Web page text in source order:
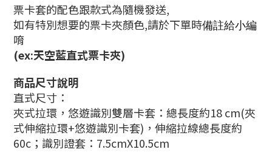
票卡套的配色跟款式為隨機發送,
如有特別想要的票卡夾顏色,請於下單時備註給小編
唷
(ex:天空藍直式票卡夾)
商品尺寸說明
直式尺寸：
夾式拉環，悠遊識別雙層卡套：總長度約18 cm(夾
式伸縮拉環+悠遊識別卡套)，伸縮拉線總長度約
60c；識別證套：7.5cmX10.5cm